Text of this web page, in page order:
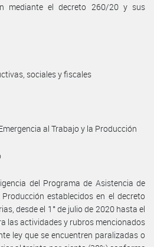
mediante el decreto 260/20 y sus
sociales y fiscales
al Trabajo y la Producción
del Programa de Asistencia de
establecidos en el decreto
desde el 1° de julio de 2020 hasta el
las actividades y rubros mencionados
ley que se encuentren paralizadas o